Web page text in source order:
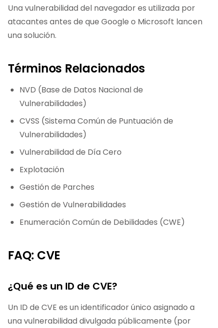
Una vulnerabilidad del navegador es utilizada por
atacantes antes de que Google o Microsoft lancen
una solución.
Términos Relacionados
NVD (Base de Datos Nacional de
Vulnerabilidades)
CVSS (Sistema Común de Puntuación de
Vulnerabilidades)
Vulnerabilidad de Día Cero
Explotación
Gestión de Parches
Gestión de Vulnerabilidades
Enumeración Común de Debilidades (CWE)
FAQ: CVE
¿Qué es un ID de CVE?
Un ID de CVE es un identificador único asignado a
una vulnerabilidad divulgada públicamente (por